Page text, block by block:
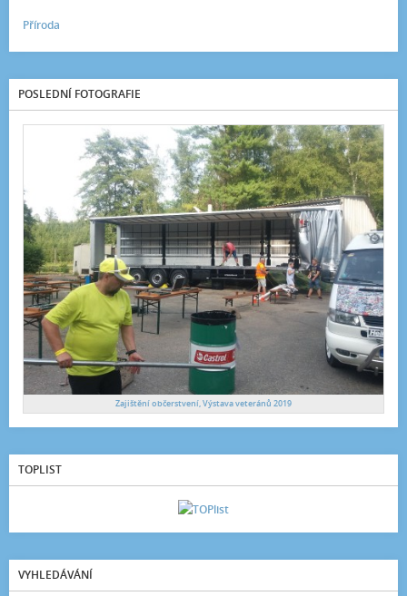
Příroda
POSLEDNÍ FOTOGRAFIE
Zajištění občerstvení, Výstava veteránů 2019
TOPLIST
VYHLEDÁVÁNÍ